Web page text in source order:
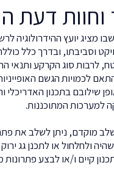
דעת
מציג יועץ ההידרולוגיה
וסביבתו, ובדרך כלל
לרבות סוג הקרקע ותנאי
לכמויות הגשם
שילובם בתכנון האדריכלי
למערכות המתוכננות.
מוקדם, ניתן לשלב את
ולחלחול או לתכנן גג
קיים ו/או לבצע פתרונות